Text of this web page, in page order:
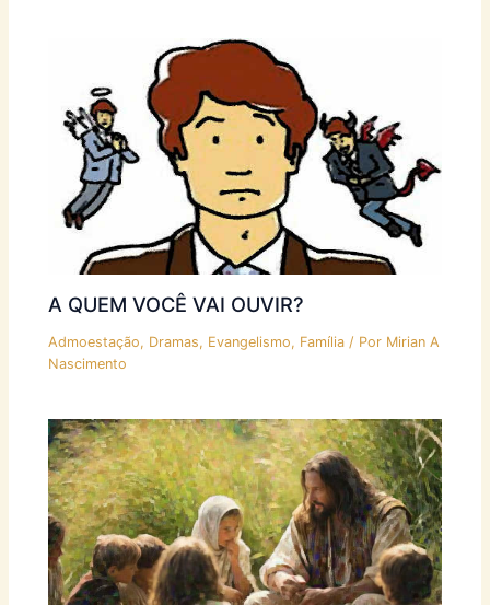
A QUEM VOCÊ VAI OUVIR?
Admoestação, Dramas, Evangelismo, Família / Por Mirian A
Nascimento